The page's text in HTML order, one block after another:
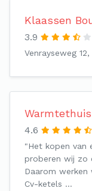
Klaassen
3.9
Venrayseweg
Warmtethuis
4.6
"Het kopen van
proberen wij zo
Daarom
Cv-ketels …